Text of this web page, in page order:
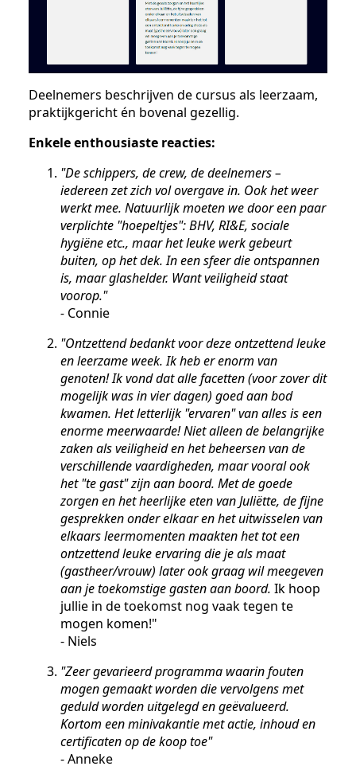
Deelnemers beschrijven de cursus als leerzaam,
praktijkgericht én bovenal gezellig.
Enkele enthousiaste reacties:
"De schippers, de crew, de deelnemers –
iedereen zet zich vol overgave in. Ook het weer
werkt mee. Natuurlijk moeten we door een paar
verplichte "hoepeltjes": BHV, RI&E, sociale
hygiëne etc., maar het leuke werk gebeurt
buiten, op het dek. In een sfeer die ontspannen
is, maar glashelder. Want veiligheid staat
voorop."
- Connie
"Ontzettend bedankt voor deze ontzettend leuke
en leerzame week. Ik heb er enorm van
genoten! Ik vond dat alle facetten (voor zover dit
mogelijk was in vier dagen) goed aan bod
kwamen. Het letterlijk "ervaren" van alles is een
enorme meerwaarde! Niet alleen de belangrijke
zaken als veiligheid en het beheersen van de
verschillende vaardigheden, maar vooral ook
het "te gast" zijn aan boord. Met de goede
zorgen en het heerlijke eten van Juliëtte, de fijne
gesprekken onder elkaar en het uitwisselen van
elkaars leermomenten maakten het tot een
ontzettend leuke ervaring die je als maat
(gastheer/vrouw) later ook graag wil meegeven
aan je toekomstige gasten aan boord. Ik hoop
jullie in de toekomst nog vaak tegen te
mogen komen!"
- Niels
"Zeer gevarieerd programma waarin fouten
mogen gemaakt worden die vervolgens met
geduld worden uitgelegd en geëvalueerd.
Kortom een minivakantie met actie, inhoud en
certificaten op de koop toe"
- Anneke